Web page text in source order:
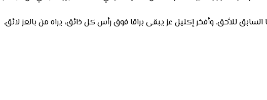
للاَّحق. وأفخر إكليل عز يبقى براقا فوق رأس كل ذائق، يراه من بالعز لائق.